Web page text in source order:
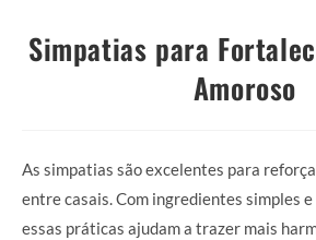
Simpatias para
Amoroso
As simpatias são excelentes para
entre casais. Com ingredientes simples
essas práticas ajudam a trazer mais